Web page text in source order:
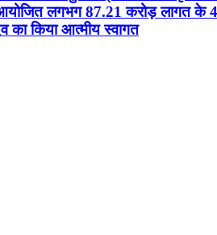
लगभग 87.21 करोड़ लागत के
का किया आत्मीय स्वागत